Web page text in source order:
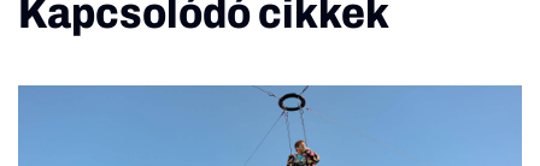
Kapcsolódó cikkek